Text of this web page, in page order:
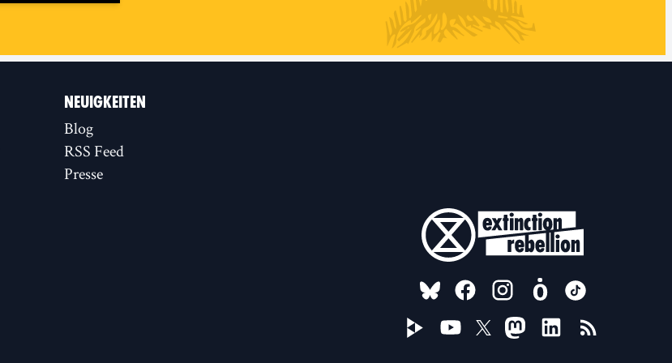
NEUIGKEITEN
Blog
RSS Feed
Presse
FOLLOW US ON